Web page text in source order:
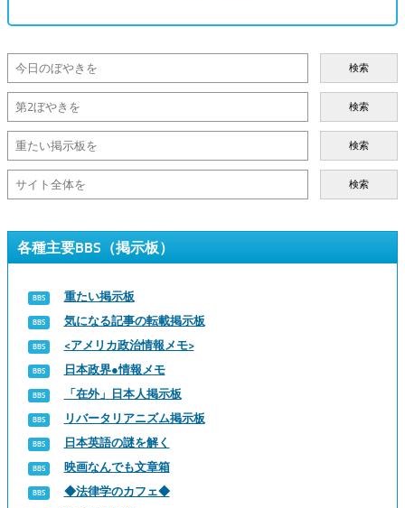
検索
検索
検索
検索
各種主要BBS（掲示板）
重たい掲示板
気になる記事の転載掲示板
<アメリカ政治情報メモ>
日本政界●情報メモ
「在外」日本人掲示板
リバータリアニズム掲示板
日本英語の謎を解く
映画なんでも文章箱
◆法律学のカフェ◆